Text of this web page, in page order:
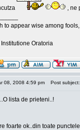
, ne
to appear wise among
Oratoria
08, 2008 4:59 pm Post subject:
lista de prieteni..!
foarte ok..din toate